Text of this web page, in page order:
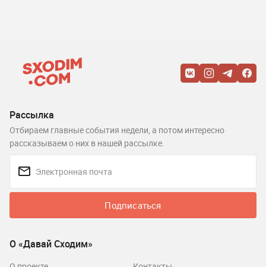
Рассылка
Отбираем главные события недели, а потом интересно
рассказываем о них в нашей рассылке.
Подписаться
О «Давай Сходим»